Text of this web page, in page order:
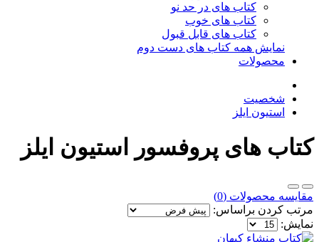
کتاب های در حد نو
کتاب های خوب
کتاب های قابل قبول
نمایش همه کتاب های دست دوم
محصولات
شخصیت
استیون ایلز
کتاب های پروفسور استیون ایلز
مقایسه محصولات (0)
مرتب کردن براساس:
نمایش: